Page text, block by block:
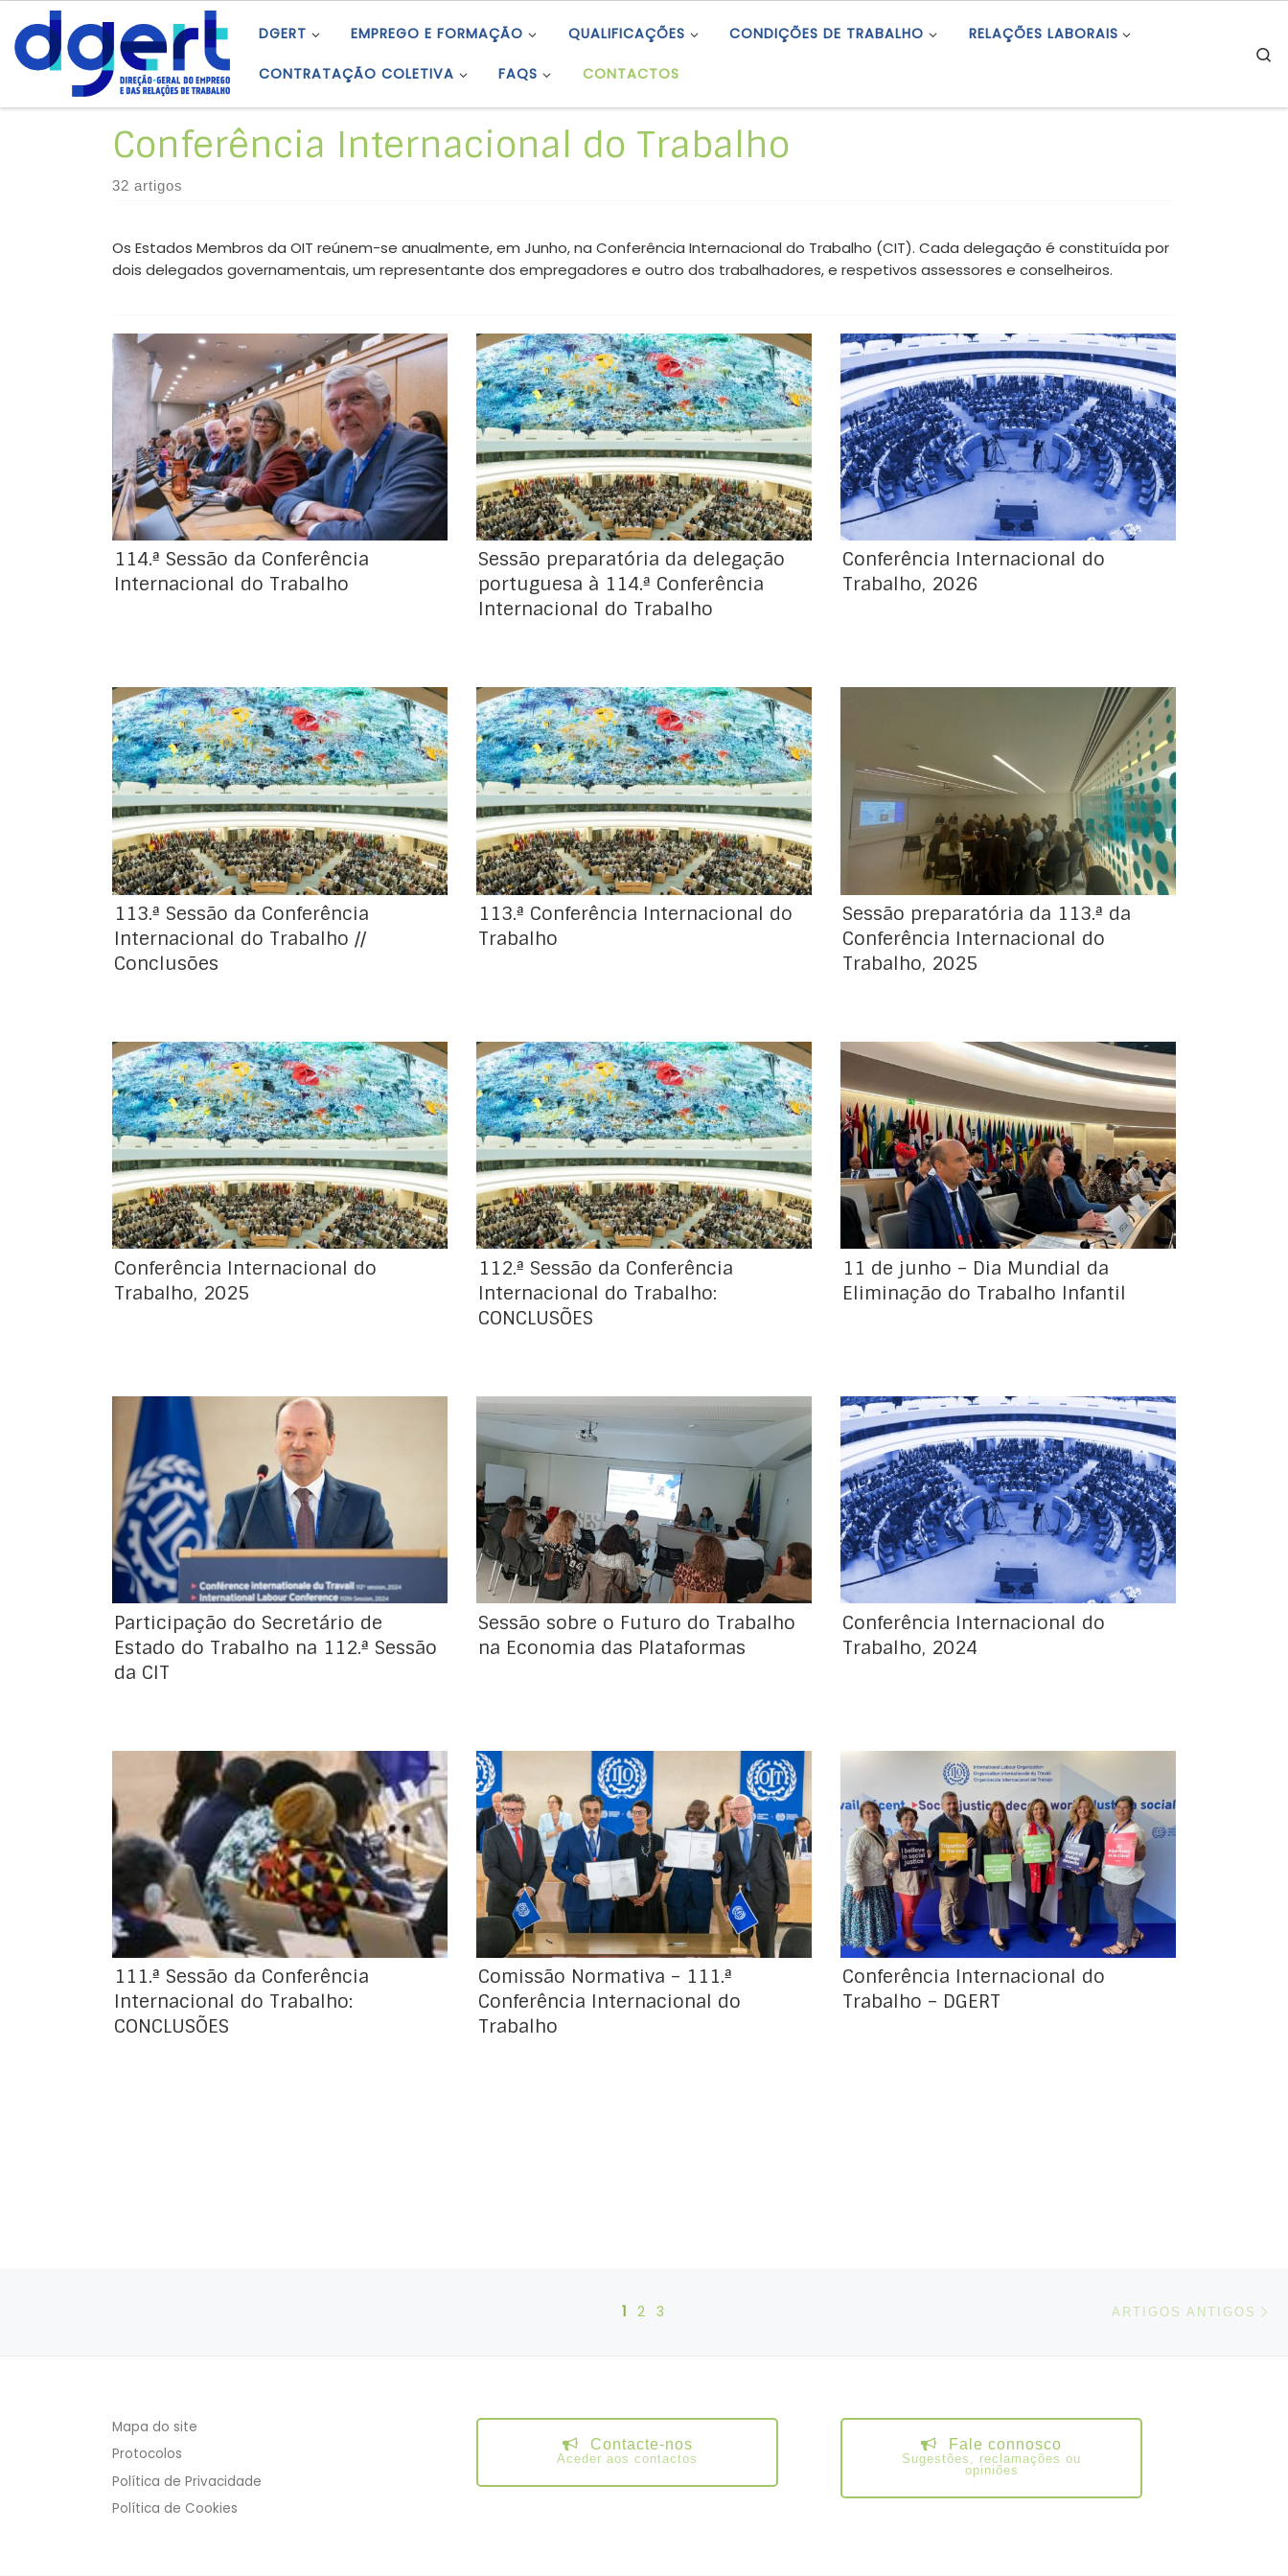
Skip to content DGERT EMPREGO E FORMAÇÃO QUALIFICAÇÕES CONDIÇÕES DE TRABALHO RELAÇÕES LABORAIS
CONTRATAÇÃO COLETIVA FAQS CONTACTOS
Conferência Internacional do Trabalho
32 artigos
Os Estados Membros da OIT reúnem-se anualmente, em Junho, na Conferência Internacional do Trabalho (CIT). Cada delegação é constituída por
dois delegados governamentais, um representante dos empregadores e outro dos trabalhadores, e respetivos assessores e conselheiros.
114.ª Sessão da Conferência Internacional do
Trabalho
114.ª Sessão da Conferência
Internacional do Trabalho
Sessão preparatória da delegação
portuguesa à 114.ª Conferência Internacional
do Trabalho
Sessão preparatória da delegação
portuguesa à 114.ª Conferência
Internacional do Trabalho
114.ª Sessão da Conferência Internacional do
Trabalho Genebra, 1 a 12 de junho de 2026
(em atualização) Página em atualização
Conferência Internacional do
Trabalho, 2026
A 113.ª Sessão da Conferência Internacional
do Trabalho, que reuniu mais de 5.400
delegados dos 187 Estados-Membros da
Organização Internacional do Trabalho (OIT),
concluiu os seus trabalhos no dia 13 de junho.
A sessão ficou marcada por avanços
significativos no desenvolvimento normativo
e no reforço das políticas internacionais de
promoção […]
113.ª Sessão da Conferência
Internacional do Trabalho //
Conclusões
A Organização Internacional do Trabalho
(OIT) iniciou hoje a 113.ª sessão da
Conferência Internacional do Trabalho, que
tem lugar no Palácio das Nações, em
Genebra, até ao próximo dia 13 de junho de
2025. Durante duas semanas, os
representantes dos governos, dos
trabalhadores e dos empregadores de 187
Estados membros […]
113.ª Conferência Internacional do
Trabalho
No passado dia 14 de maio, por iniciativa
conjunta da Diretora-Geral do Emprego e
das Relações de Trabalho, Dr.ª Ana Couto de
Olim, e da Diretora do Escritório da OIT-
Lisboa, Dr.ª Mafalda Troncho, realizou-se uma
sessão preparatória para a participação da
delegação nacional à 113.ª sessão da
Conferência Internacional do […]
Sessão preparatória da 113.ª da
Conferência Internacional do
Trabalho, 2025
113.ª Sessão da Conferência Internacional do
Trabalho Genebra, 2 a 13 de junho de 2025
Conferência Internacional do
Trabalho, 2025
A reunião anual dos Estados-Membros da
Organização Internacional do Trabalho deste
ano foi concluída com progressos na
regulamentação dos perigos biológicos no
ambiente de trabalho, uma análise das
condições de trabalho no sector da
prestação de cuidados e o papel
fundamental dos princípios e direitos
fundamentais num mundo do trabalho […]
112.ª Sessão da Conferência
Internacional do Trabalho:
CONCLUSÕES
Realizou-se, hoje, o evento de alto nível,
organizado pela OIT durante a 112ª Sessão da
Conferência Internacional do Trabalho, que
visou celebrar o Dia Mundial Contra o
Trabalho Infantil e os 25 anos da Convenção
nº 182 , datada de 1999, sobre as Piores
Formas de Trabalho das Crianças, que […]
11 de junho – Dia Mundial da
Eliminação do Trabalho Infantil
No dia 11 de junho, Sua Excelência, o
Secretário de Estado do Trabalho, Adriano
Rafael Moreira, representou Portugal na 112.ª
Conferência Internacional do Trabalho no
plenário onde reafirmou o compromisso de
Portugal com os princípios da Organização
Internacional do Trabalho (OIT). Na sua
intervenção, o Secretário de Estado
destacou a […]
Participação do Secretário de
Estado do Trabalho na 112.ª Sessão
da CIT
No passado dia 12 de abril, por iniciativa
conjunta da Dr.ª Mafalda Troncho, Diretora
do Escritório da OIT em Lisboa, e da Diretora-
Geral do Emprego e das Relações de
Trabalho, Dr.ª Ana Couto de Olim, realizou-se
uma sessão de apresentação do Relatório V
sobre legislação e a prática, intitulado
“Realizar […]
Sessão sobre o Futuro do Trabalho
na Economia das Plataformas
112.ª Sessão da Conferência Internacional do
Trabalho Genebra, 3 a 14 de junho de 2024
Fonte: OIT
Conferência Internacional do
Trabalho, 2024
Conclusões da 111.ª Sessão da Conferência
Internacional do Trabalho
111.ª Sessão da Conferência
Internacional do Trabalho:
CONCLUSÕES
No pp. dia 13 de junho, a Conferência
Internacional do Trabalho adotou uma nova
norma internacional relativa às
aprendizagens, substituindo dois textos
sobre o mesmo assunto, datados de 1939 e
1962. Esta nova Recomendação fornece uma
definição de aprendizagem, que a diferencia
de outras formas de formação, incluindo em
contexto […]
Comissão Normativa – 111.ª
Conferência Internacional do
Trabalho
Durante duas semanas os representantes
dos governos, dos trabalhadores e dos
empregadores de 187 Estados Membros da
OIT discutem, nesta 111.ª Sessão da
Conferência Internacional do Trabalho (CIT),
questões relativas ao mundo do trabalho,
nomeadamente: a proteção dos
trabalhadores, as aprendizagens, e ainda, a
transição justa. Como habitualmente, cabe à
[…]
Conferência Internacional do
Trabalho – DGERT
1 2 3 ARTIGOS ANTIGOS
Mapa do site
Protocolos
Política de Privacidade
Política de Cookies
Contacte-nos
Aceder aos contactos
Fale connosco
Sugestões, reclamações ou
opiniões